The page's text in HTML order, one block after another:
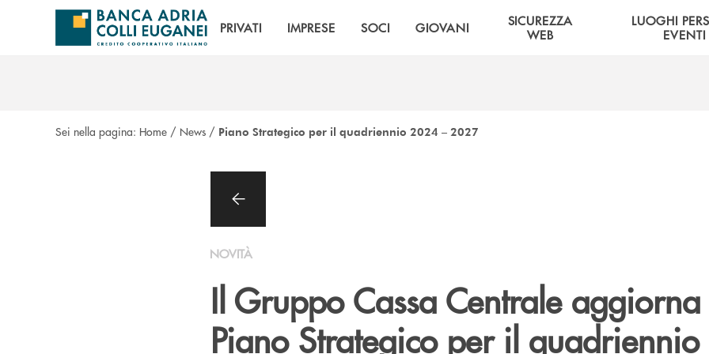
Salta al contenuto principale
PRIVATI IMPRESE SOCI GIOVANI
SICUREZZA
WEB
LUOGHI
EVENTI
Sei nella pagina: Home / News / Piano Strategico per il quadriennio 2024 – 2027
NOVITÀ
Il Gruppo Cassa Centrale
Piano Strategico per il